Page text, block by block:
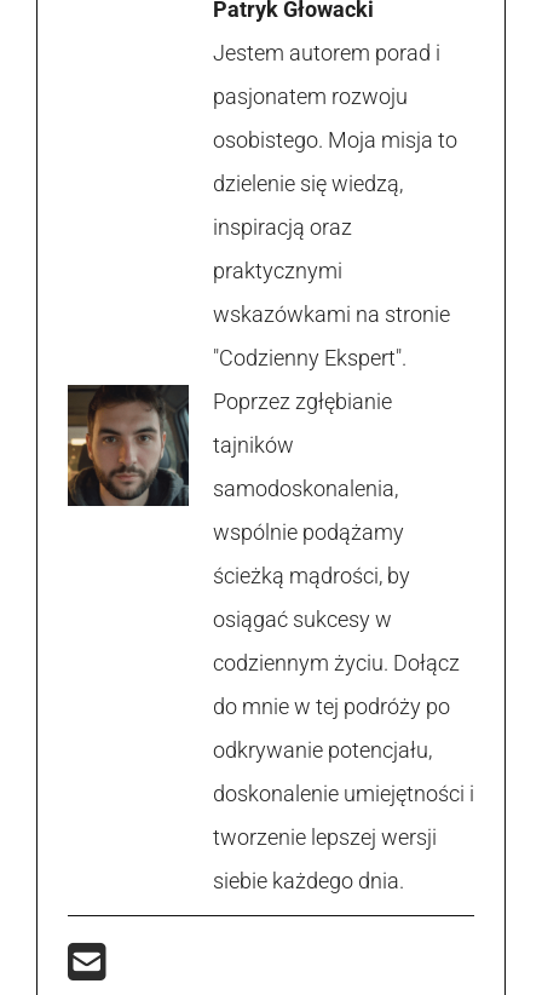
Patryk Głowacki
Jestem autorem porad i
pasjonatem rozwoju
osobistego. Moja misja to
dzielenie się wiedzą,
inspiracją oraz
praktycznymi
wskazówkami na stronie
"Codzienny Ekspert".
Poprzez zgłębianie
tajników
samodoskonalenia,
wspólnie podążamy
ścieżką mądrości, by
osiągać sukcesy w
codziennym życiu. Dołącz
do mnie w tej podróży po
odkrywanie potencjału,
doskonalenie umiejętności i
tworzenie lepszej wersji
siebie każdego dnia.